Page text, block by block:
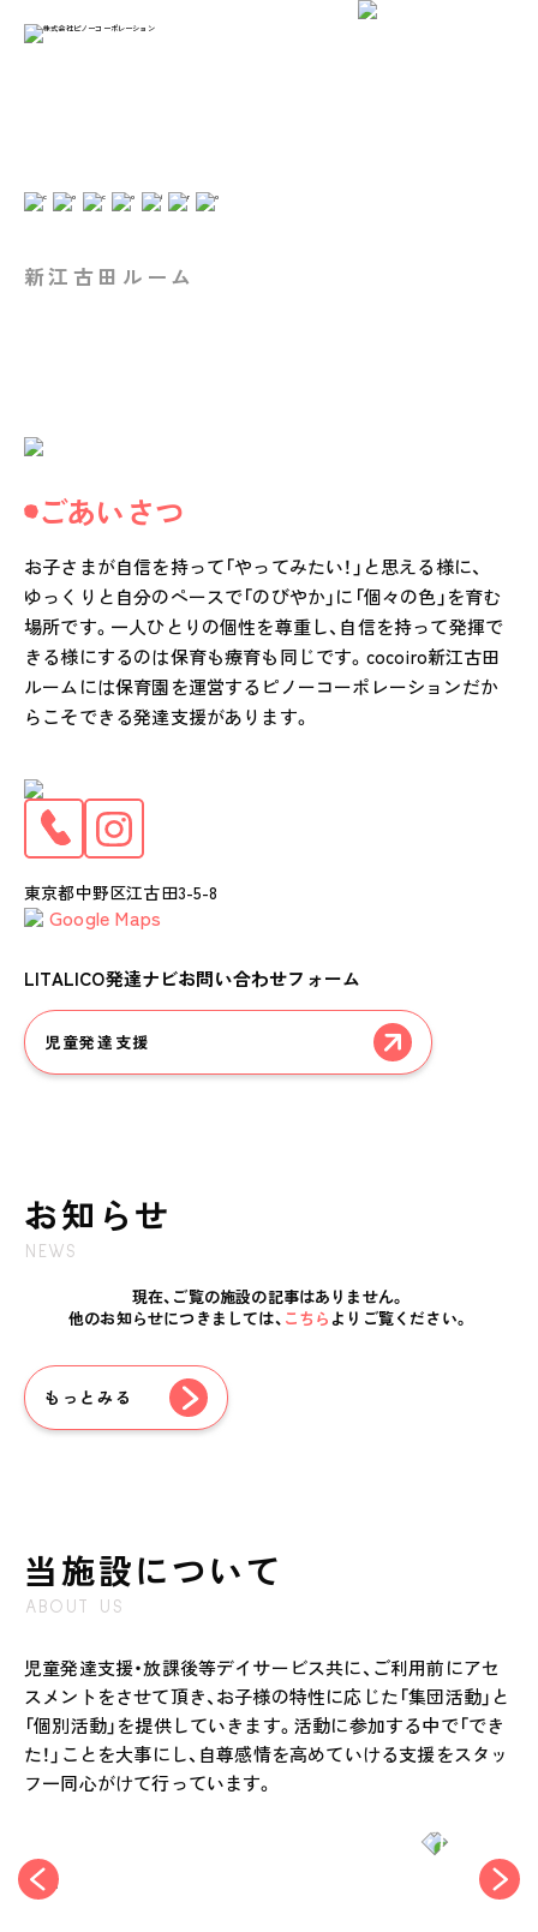
私たちのおもい
OUR PRINCIPLE
安全と安心
全園一覧
ALL LOCATIONS
ピノキオハウス
PINOKIO'S HOUSE
新江古田ルーム
ごあいさつ
お子さまが自信を持って「やってみたい！」と思える様に、
ゆっくりと自分のペースで「のびやか」に「個々の色」を育む
場所です。一人ひとりの個性を尊重し、自信を持って発揮で
きる様にするのは保育も療育も同じです。cocoiro新江古田
ルームには保育園を運営するピノーコーポレーションだか
らこそできる発達支援があります。
東京都中野区江古田3-5-8
Google Maps
LITALICO発達ナビお問い合わせフォーム
児童発達支援
お知らせ
NEWS
現在、ご覧の施設の記事はありません。
他のお知らせにつきましては、 こちらよりご覧ください。
もっとみる
当施設について
ABOUT US
児童発達支援・放課後等デイサービス共に、ご利用前にアセ
スメントをさせて頂き、お子様の特性に応じた「集団活動」と
「個別活動」を提供していきます。活動に参加する中で「でき
た！」ことを大事にし、自尊感情を高めていける支援をスタッ
フ一同心がけて行っています。